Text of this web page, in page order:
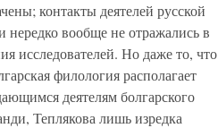
контакты деятелей русской
нередко вообще не отражались в
исследователей. Но даже то, что
филология располагает
деятелям болгарского
Теплякова лишь изредка